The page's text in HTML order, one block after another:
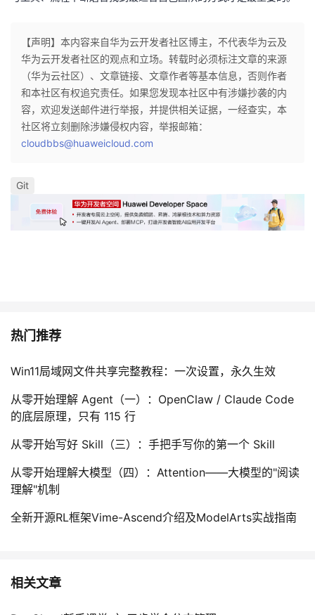
【声明】本内容来自华为云开发者社区博主，不代表华为云及
华为云开发者社区的观点和立场。转载时必须标注文章的来源
（华为云社区）、文章链接、文章作者等基本信息，否则作者
和本社区有权追究责任。如果您发现本社区中有涉嫌抄袭的内
容，欢迎发送邮件进行举报，并提供相关证据，一经查实，本
社区将立刻删除涉嫌侵权内容，举报邮箱：
cloudbbs@huaweicloud.com
Git
热门推荐
Win11局域网文件共享完整教程：一次设置，永久生效
从零开始理解 Agent（一）：OpenClaw / Claude Code
的底层原理，只有 115 行
从零开始写好 Skill（三）：手把手写你的第一个 Skill
从零开始理解大模型（四）：Attention——大模型的"阅读
理解"机制
全新开源RL框架Vime-Ascend介绍及ModelArts实战指南
相关文章